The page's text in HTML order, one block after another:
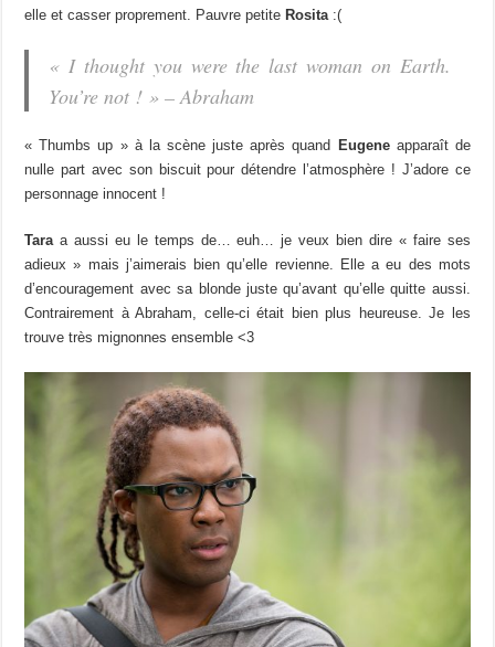
elle et casser proprement. Pauvre petite Rosita :(
« I thought you were the last woman on Earth.
You’re not ! » – Abraham
« Thumbs up » à la scène juste après quand Eugeneapparaît de
nulle part avec son biscuit pour détendre l’atmosphère ! J’adore ce
personnage innocent !
Tara a aussi eu le temps de… euh… je veux bien dire « faire ses
adieux » mais j’aimerais bien qu’elle revienne. Elle a eu des mots
d’encouragement avec sa blonde juste qu’avant qu’elle quitte aussi.
Contrairement à Abraham, celle-ci était bien plus heureuse. Je les
trouve très mignonnes ensemble <3